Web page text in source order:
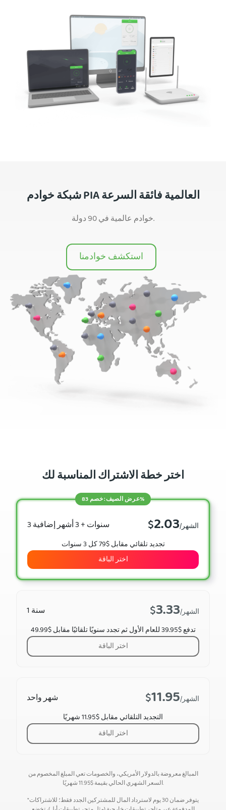
شبكة خوادم PIA العالمية فائقة السرعة
خوادم عالمية في 90 دولة.
استكشف خوادمنا
اختر خطة الاشتراك المناسبة لك
شهر واحد $11.95 /الشهر
التجديد التلقائي مقابل $11.95 شهريًا
اختر الباقة
3 سنوات + 3 أشهر إضافية $2.03 /الشهر
عرض الصيف: خصم 83%
تجديد تلقائي مقابل $79 كل 3 سنوات
اختر الباقة
1 سنة $3.33 /الشهر
تدفع $39.95 للعام الأول ثم تجدد سنويًا تلقائيًا مقابل $49.99
اختر الباقة
المبالغ معروضة بالدولار الأمريكي، والخصومات تعي المبلغ المخصوم من
السعر الشهري الحالي بقيمة$
11.95
شهريًا.
*يتوفر ضمان 30 يوم لاسترداد المال للمشتركين الجدد فقط؛ للاشتراكات